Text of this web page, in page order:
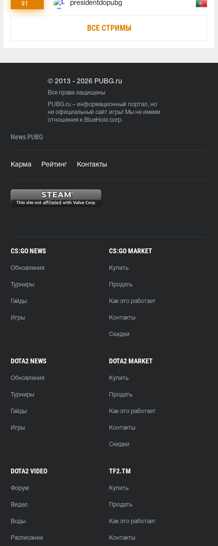
91 presidentdopubg
ВСЕ СТРИМЫ
© 2013 - 2026 PUBG.ru
Все права защищены
PUBG.ru – информационный портал, но
не официальный сайт игры! Мы не имеем
отношения к BlueHole corp.
News PUBG
Карма Рейтинг Контакты
CS:GO NEWS
Обновления
Турниры
Гайды
Игры
CS:GO MARKET
Купить
Продать
Как это работает
Контакты
Скидки
DOTA2 NEWS
Обновления
Турниры
Гайды
Игры
DOTA2 MARKET
Купить
Продать
Как это работает
Контакты
Скидки
DOTA2 VIDEO
Форум
Видео
Воды
Расписание
TF2.TM
Купить
Продать
Как это работает
Контакты